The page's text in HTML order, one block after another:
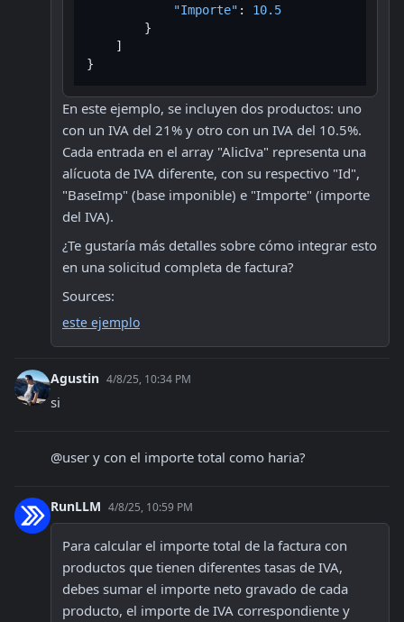
"Importe" :
10.5
}
]
}
En este ejemplo, se incluyen dos productos: uno
con un IVA del 21% y otro con un IVA del 10.5%.
Cada entrada en el array "AlicIva" representa una
alícuota de IVA diferente, con su respectivo "Id",
"BaseImp" (base imponible) e "Importe" (importe
del IVA).
¿Te gustaría más detalles sobre cómo integrar esto
en una solicitud completa de factura?
Sources:
este ejemplo
Agustin 4/8/25, 10:34 PM
si
@user y con el importe total como haria?
RunLLM 4/8/25, 10:59 PM
Para calcular el importe total de la factura con
productos que tienen diferentes tasas de IVA,
debes sumar el importe neto gravado de cada
producto, el importe de IVA correspondiente y